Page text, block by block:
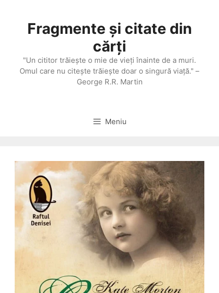
conținutFragmente și citate din
cărți
"Un cititor trăieşte o mie de vieţi înainte de a muri.
Omul care nu citeşte trăieşte doar o singură viaţă." –
George R.R. Martin
Meniu